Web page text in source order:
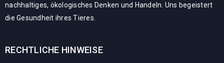
nachhaltiges, ökologisches Denken und Handeln. Uns begeistert
die Gesundheit ihres Tieres.
RECHTLICHE HINWEISE